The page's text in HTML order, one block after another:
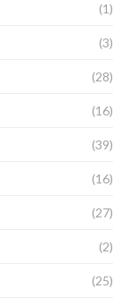
(1)
(3)
(28)
(16)
(39)
(16)
(27)
(2)
(25)